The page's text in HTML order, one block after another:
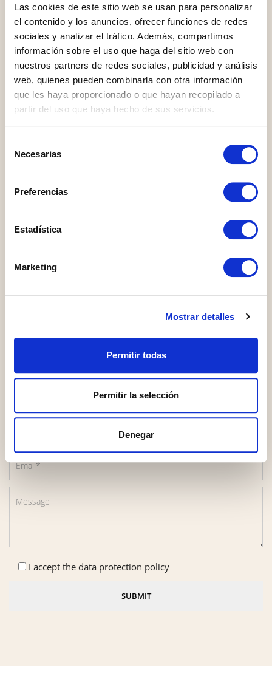
Las cookies de este sitio web se usan para personalizar
el contenido y los anuncios, ofrecer funciones de redes
sociales y analizar el tráfico. Además, compartimos
información sobre el uso que haga del sitio web con
nuestros partners de redes sociales, publicidad y análisis
web, quienes pueden combinarla con otra información
que les haya proporcionado o que hayan recopilado a
partir del uso que haya hecho de sus servicios.
Necesarias
Preferencias
Estadística
Marketing
Mostrar detalles
Permitir todas
Permitir la selección
Denegar
AGENT
Raúl Figueroa
+34 663 548 144
new@cabanillasrealestate.com
Get in touch
I accept the data protection policy
SUBMIT